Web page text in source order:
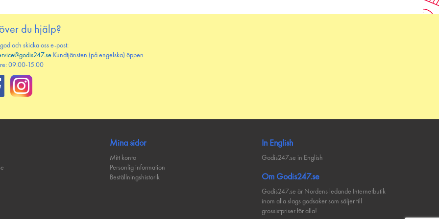
du hjälp?
och skicka oss e-post:
Kundtjänsten (på engelska) öppen
09.00-15.00
Mina sidor
Mitt konto
Personlig information
Beställningshistorik
In English
Godis247.se in English
Om Godis247.se
Godis247.se är Nordens ledande Internetbutik
inom alla slags godsaker som säljer till
grossistpriser för alla!